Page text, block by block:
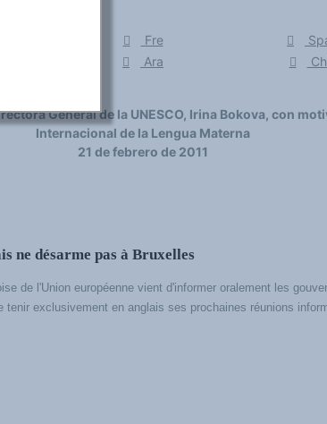
Fre
Ara
General de la UNESCO, Irina Bokova, con
Internacional de la Lengua Materna
21 de febrero de 2011
ne désarme pas à Bruxelles
de l'Union européenne vient d'informer oralement les
tenir exclusivement en anglais ses prochaines réunions